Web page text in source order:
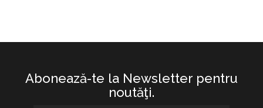
Abonează-te la Newsletter pentru
noutăţi.